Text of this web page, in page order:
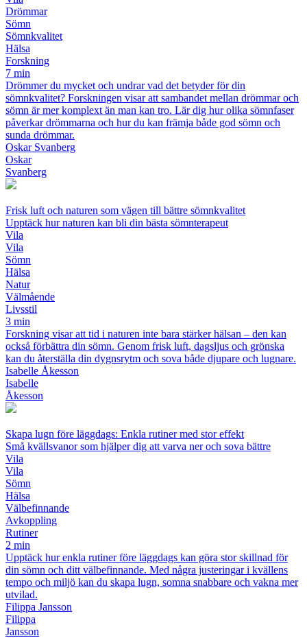
Drömmar
Sömn
Sömnkvalitet
Hälsa
Forskning
7 min
Drömmer du mycket och undrar vad det betyder för din
sömnkvalitet? Forskningen visar att sambandet mellan drömmar och
sömn är mer komplext än man kan tro. Lär dig hur olika sömnfaser
påverkar drömmarna och hur du kan främja både god sömn och
sunda drömmar.
Oskar Svanberg
Oskar
Svanberg
Frisk luft och naturen som vägen till bättre sömnkvalitet
Upptäck hur naturen kan bli din bästa sömnterapeut
Vila
Vila
Sömn
Hälsa
Natur
Välmående
Livsstil
3 min
Forskning visar att tid i naturen inte bara stärker hälsan – den kan
också förbättra din sömn. Genom frisk luft, dagsljus och grönska
kan du återställa din dygnsrytm och sova både djupare och lugnare.
Isabelle Åkesson
Isabelle
Åkesson
Skapa lugn före läggdags: Enkla rutiner med stor effekt
Små kvällsvanor som hjälper dig att varva ner och sova bättre
Vila
Vila
Sömn
Hälsa
Välbefinnande
Avkoppling
Rutiner
2 min
Upptäck hur enkla rutiner före läggdags kan göra stor skillnad för
din sömn och ditt välbefinnande. Med några justeringar i kvällens
tempo och miljö kan du skapa lugn, somna snabbare och vakna mer
utvilad.
Filippa Jansson
Filippa
Jansson